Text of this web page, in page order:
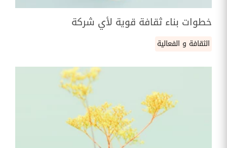
خطوات بناء ثقافة قوية لأي شركة
الثقافة و الفعالية